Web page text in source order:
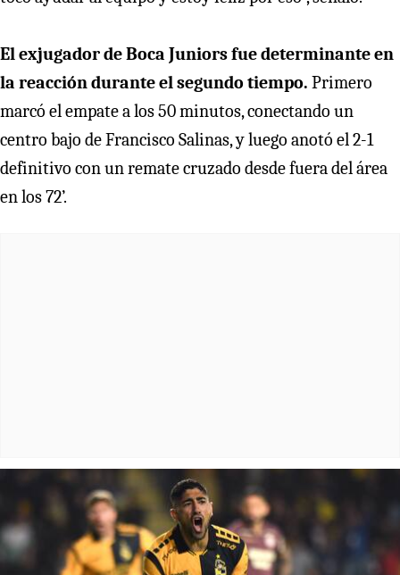
El exjugador de Boca Juniors fue determinante en
la reacción durante el segundo tiempo. Primero
marcó el empate a los 50 minutos, conectando un
centro bajo de Francisco Salinas, y luego anotó el 2-1
definitivo con un remate cruzado desde fuera del área
en los 72’.